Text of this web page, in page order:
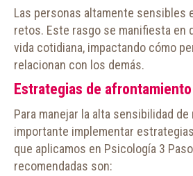
Las personas altamente sensibles
retos. Este rasgo se manifiesta en
vida cotidiana, impactando cómo
relacionan con los demás.
Estrategias de
Para manejar la alta sensibilidad
importante implementar
que aplicamos en Psicología 3
recomendadas son: